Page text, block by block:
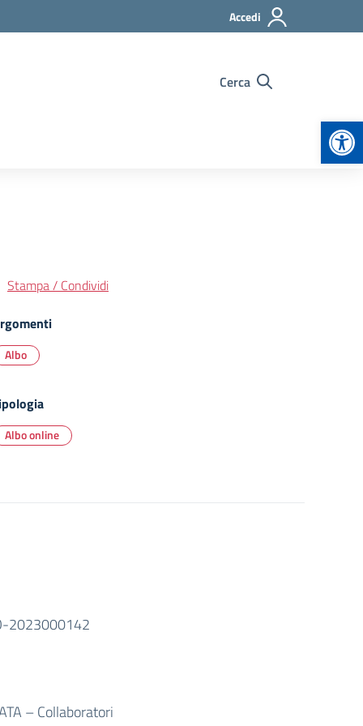
Accedi
Cerca
Stampa / Condividi
Albo
Albo online
2023000142
– Collaboratori